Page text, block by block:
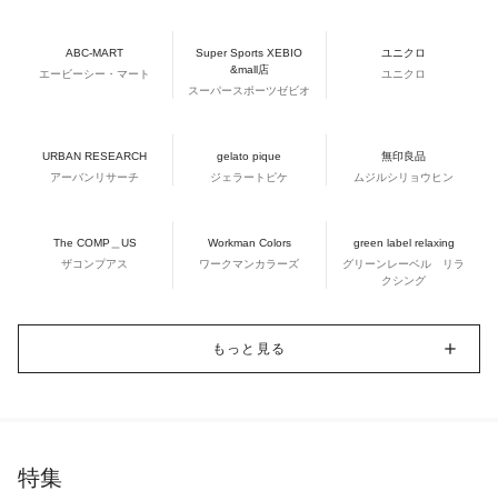
ABC-MART
エービーシー・マート
Super Sports XEBIO
&mall店
スーパースポーツゼビオ
ユニクロ
ユニクロ
URBAN RESEARCH
アーバンリサーチ
gelato pique
ジェラートピケ
無印良品
ムジルシリョウヒン
The COMP＿US
ザコンプアス
Workman Colors
ワークマンカラーズ
green label relaxing
グリーンレーベル リラ
クシング
もっと見る
特集